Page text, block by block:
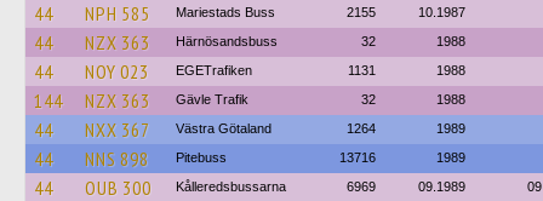
44 NPH 585 Mariestads Buss 2155 10.1987
44 NZX 363 Härnösandsbuss 32 1988
44 NOY 023 EGETrafiken 1131 1988
144 NZX 363 Gävle Trafik 32 1988
44 NXX 367 Västra Götaland 1264 1989
44 NNS 898 Pitebuss 13716 1989
44 OUB 300 Kålleredsbussarna 6969 09.1989